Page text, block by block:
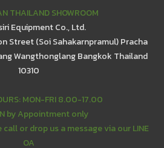
THAILAND SHOWROOM
Equipment Co., Ltd.
Street (Soi Sahakarnpramul) Pracha
Wangthonglang Bangkok Thailand
10310
MON-FRI 8.00-17.00
by Appointment only
or drop us a message via our LINE
OA